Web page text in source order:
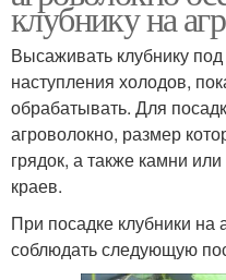
клубнику на
Высаживать клубнику
наступления холодов,
обрабатывать. Для
агроволокно, размер
грядок, а также камни
краев.
При посадке клубники на
соблюдать следующую